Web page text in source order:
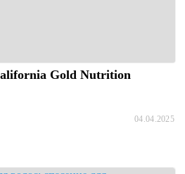
Gold Nutrition
04.04.2025